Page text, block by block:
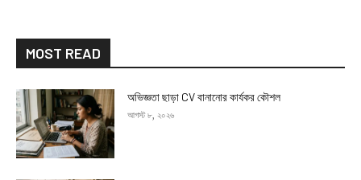
MOST READ
অভিজ্ঞতা ছাড়া CV বানানোর কার্যকর কৌশল
আগস্ট ৮, ২০২৬